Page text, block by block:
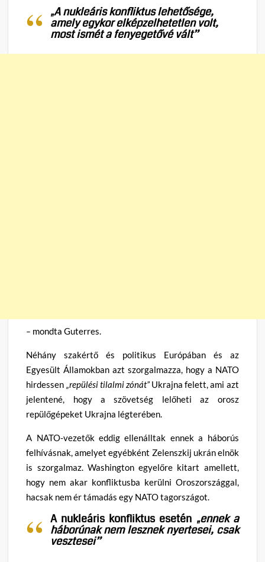
„A nukleáris konfliktus lehetősége,
amely egykor elképzelhetetlen volt,
most ismét a fenyegetővé vált”
– mondta Guterres.
Néhány szakértő és politikus Európában és az
Egyesült Államokban azt szorgalmazza, hogy a NATO
hirdessen „repülési tilalmi zónát”Ukrajna felett, ami azt
jelentené, hogy a szövetség lelőheti az orosz
repülőgépeket Ukrajna légterében.
A NATO-vezetők eddig ellenálltak ennek a háborús
felhívásnak, amelyet egyébként Zelenszkij ukrán elnök
is szorgalmaz. Washington egyelőre kitart amellett,
hogy nem akar konfliktusba kerülni Oroszországgal,
hacsak nem ér támadás egy NATO tagországot.
A nukleáris konfliktus esetén „ennek a
háborúnak nem lesznek nyertesei, csak
vesztesei”